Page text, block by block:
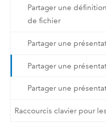
Partager une
de fichier
Partager une
Partager une
Partager une
Raccourcis clavier pour